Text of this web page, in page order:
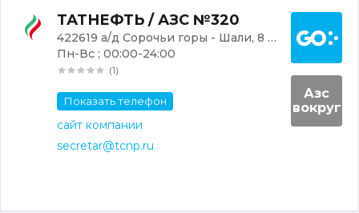
ТАТНЕФТЬ / АЗС №320
422619 а/д Сорочьи горы - Шали, 8 км, справа, с. Малая Елга
Пн-Вс ; 00:00-24:00
(1)
Показать телефон
сайт компании
secretar@tcnp.ru
Азс
вокруг